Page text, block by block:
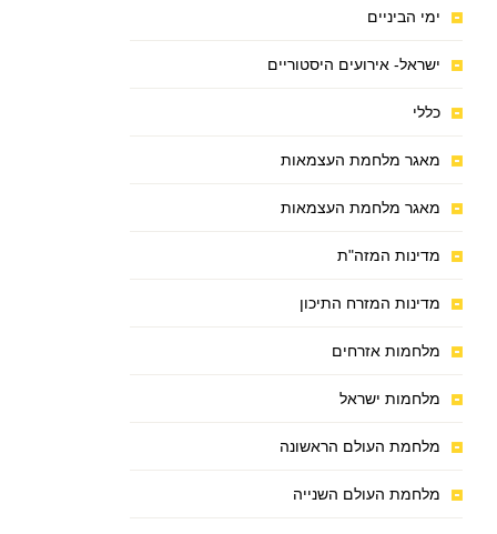
ימי הביניים
ישראל- אירועים היסטוריים
כללי
מאגר מלחמת העצמאות
מאגר מלחמת העצמאות
מדינות המזה"ת
מדינות המזרח התיכון
מלחמות אזרחים
מלחמות ישראל
מלחמת העולם הראשונה
מלחמת העולם השנייה